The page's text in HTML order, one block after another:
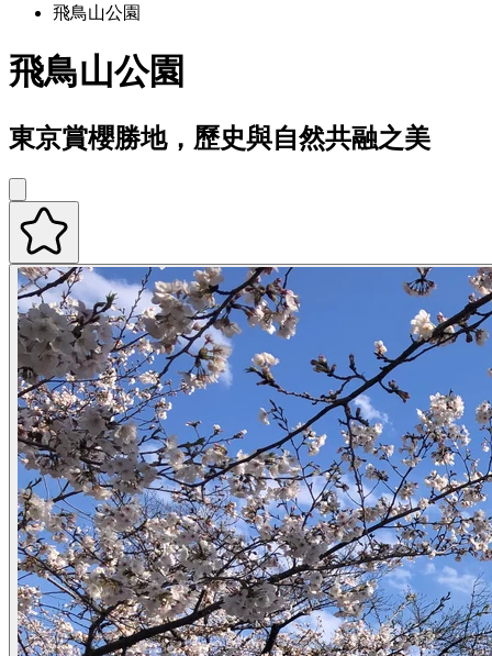
飛鳥山公園
飛鳥山公園
東京賞櫻勝地，歷史與自然共融之美